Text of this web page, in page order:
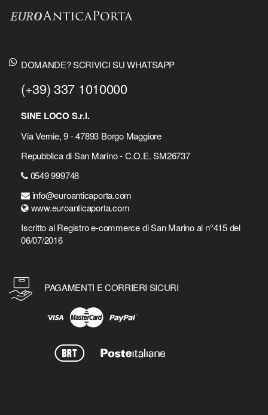
DOMANDE? SCRIVICI SU WHATSAPP
(+39) 337 1010000
SINE LOCO S.r.l.
Via Vernie, 9 - 47893 Borgo Maggiore
Repubblica di San Marino - C.O.E. SM26737
0549 999748
info@euroanticaporta.com
www.euroanticaporta.com
Iscritto al Registro e-commerce di San Marino al n°415 del
06/07/2016
PAGAMENTI E CORRIERI SICURI